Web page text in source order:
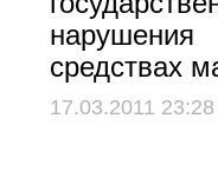
средствах
17.03.2011 23:28